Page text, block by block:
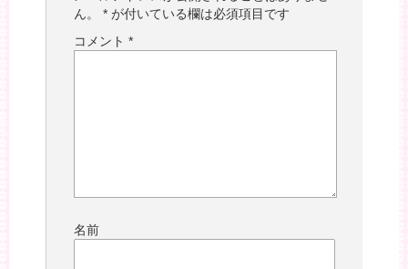
ん。
* が付いている欄は必須項目です
コメント *
名前